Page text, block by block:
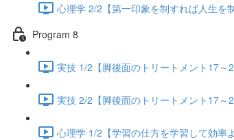
心理学 2/2【第一印象を制すれば人生を
Program 8
実技 1/2【脚後面のトリートメント17～
実技 2/2【脚後面のトリートメント17～
心理学 1/2【学習の仕方を学習して効率